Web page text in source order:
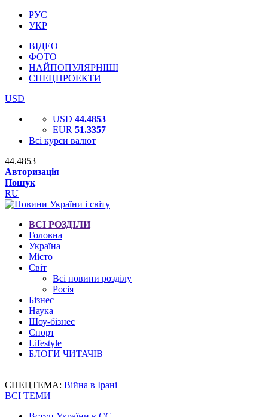
РУС
УКР
ВІДЕО
ФОТО
НАЙПОПУЛЯРНІШІ
СПЕЦПРОЕКТИ
USD
USD 44.4853
EUR 51.3357
Всі курси валют
44.4853
Авторизація
Пошук
RU
ВСІ РОЗДІЛИ
Головна
Україна
Місто
Світ
Всі новини розділу
Росія
Бізнес
Наука
Шоу-бізнес
Спорт
Lifestyle
БЛОГИ ЧИТАЧІВ
СПЕЦТЕМА: Війна в Ірані
ВСІ ТЕМИ